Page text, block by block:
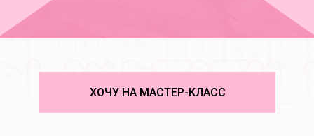
ХОЧУ НА МАСТЕР-КЛАСС